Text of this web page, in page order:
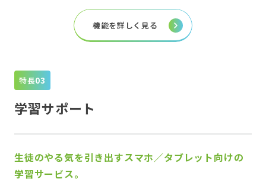
機能を詳しく見る
特長
学習サポート
生徒のやる気を引き出すスマホ／タブレット向けの
学習サービス。